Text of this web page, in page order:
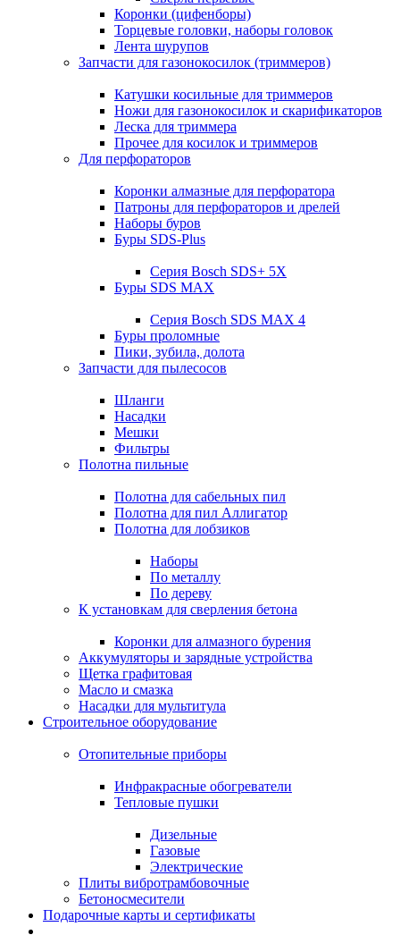
Коронки (цифенборы)
Торцевые головки, наборы головок
Лента шурупов
Запчасти для газонокосилок (триммеров)
Катушки косильные для триммеров
Ножи для газонокосилок и скарификаторов
Леска для триммера
Прочее для косилок и триммеров
Для перфораторов
Коронки алмазные для перфоратора
Патроны для перфораторов и дрелей
Наборы буров
Буры SDS-Plus
Серия Bosch SDS+ 5X
Буры SDS MAX
Серия Bosch SDS MAX 4
Буры проломные
Пики, зубила, долота
Запчасти для пылесосов
Шланги
Насадки
Мешки
Фильтры
Полотна пильные
Полотна для сабельных пил
Полотна для пил Аллигатор
Полотна для лобзиков
Наборы
По металлу
По дереву
К установкам для сверления бетона
Коронки для алмазного бурения
Аккумуляторы и зарядные устройства
Щетка графитовая
Масло и смазка
Насадки для мультитула
Строительное оборудование
Отопительные приборы
Инфракрасные обогреватели
Тепловые пушки
Дизельные
Газовые
Электрические
Плиты вибротрамбовочные
Бетоносмесители
Подарочные карты и сертификаты